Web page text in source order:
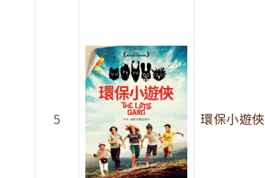
5 環保小遊俠